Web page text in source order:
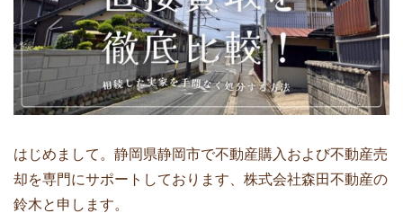
はじめまして。静岡県静岡市で不動産購入および不動産売
却を専門にサポートしております、株式会社森田不動産の
鈴木と申します。